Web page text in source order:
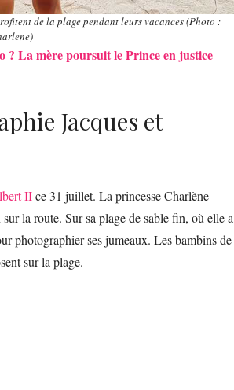
de la plage pendant leurs vacances (Photo :
? La mère poursuit le Prince en justice
Jacques et
IIce 31 juillet. La princesse Charlène
la route. Sur sa plage de sable fin, où elle a
photographier ses jumeaux. Les bambins de
sur la plage.